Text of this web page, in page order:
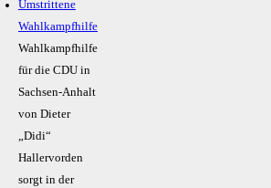
Umstrittene
Wahlkampfhilfe
Wahlkampfhilfe
für die CDU in
Sachsen-Anhalt
von Dieter
„Didi“
Hallervorden
sorgt in der